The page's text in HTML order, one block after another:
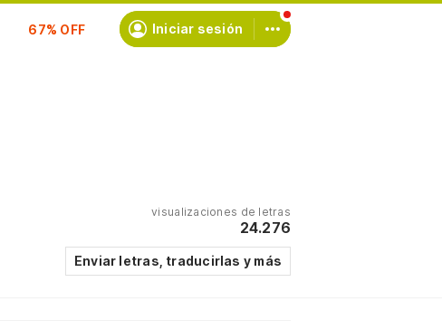
Suscríbete Iniciar sesión
visualizaciones de letras
24.276
Enviar letras, traducirlas y más